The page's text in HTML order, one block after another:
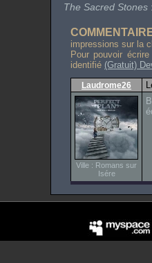
The Sacred Stones :
impressions sur la
Pour pouvoir
identifié (Gratuit)
Laudrome26
Ville : Romans sur
Isére